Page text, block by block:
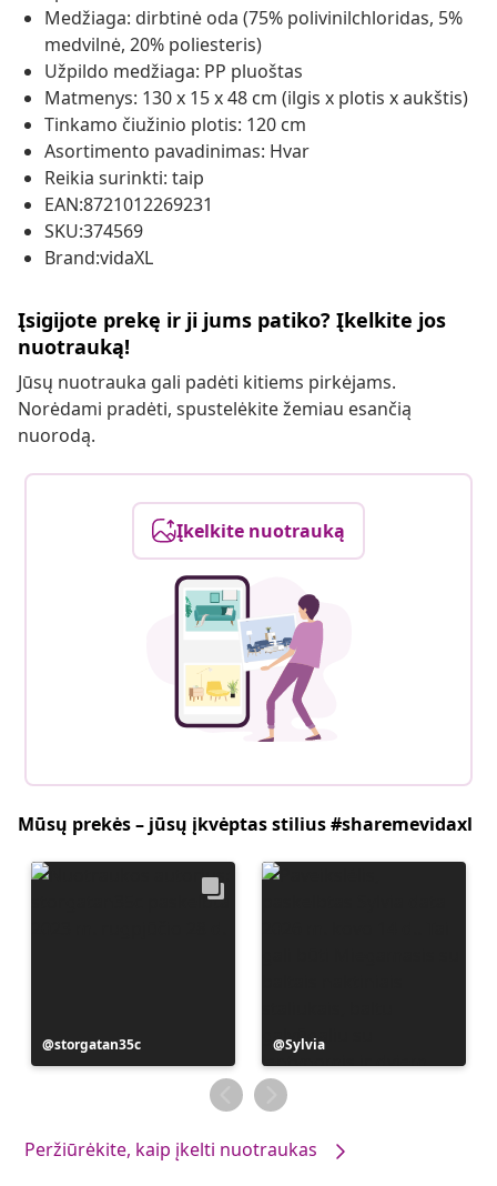
Medžiaga: dirbtinė oda (75% polivinilchloridas, 5%
medvilnė, 20% poliesteris)
Užpildo medžiaga: PP pluoštas
Matmenys: 130 x 15 x 48 cm (ilgis x plotis x aukštis)
Tinkamo čiužinio plotis: 120 cm
Asortimento pavadinimas: Hvar
Reikia surinkti: taip
EAN:8721012269231
SKU:374569
Brand:vidaXL
Įsigijote prekę ir ji jums patiko? Įkelkite jos
nuotrauką!
Jūsų nuotrauka gali padėti kitiems pirkėjams.
Norėdami pradėti, spustelėkite žemiau esančią
nuorodą.
Įkelkite nuotrauką
Mūsų prekės – jūsų įkvėptas stilius #sharemevidaxl
Įrašą
paskelbė
storgatan35c
Įrašą
paskelbė
Sylvia
Peržiūrėkite, kaip įkelti nuotraukas